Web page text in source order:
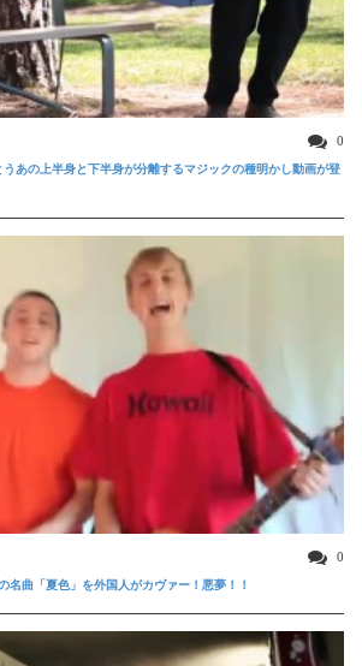
0
あの上半身と下半身が分離するマジックの種明かし動画が登
0
名曲「夏色」を外国人がカヴァー！悪夢！！